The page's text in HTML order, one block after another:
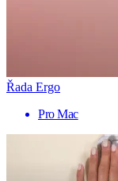
Řada Ergo
Pro Mac